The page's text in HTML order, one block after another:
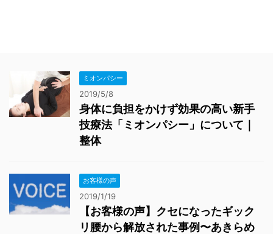
ミオンパシー
2019/5/8
身体に負担をかけず効果の高い新手
技療法「ミオンパシー」について｜
整体
お客様の声
2019/1/19
【お客様の声】クセになったギック
リ腰から解放された事例〜あきらめ